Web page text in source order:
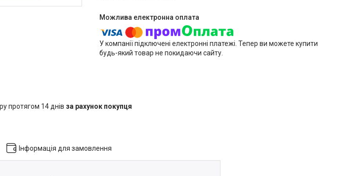
У компанії підключені електронні платежі. Тепер ви можете купити
будь-який товар не покидаючи сайту.
протягом 14 днів за рахунок покупця
Інформація для замовлення